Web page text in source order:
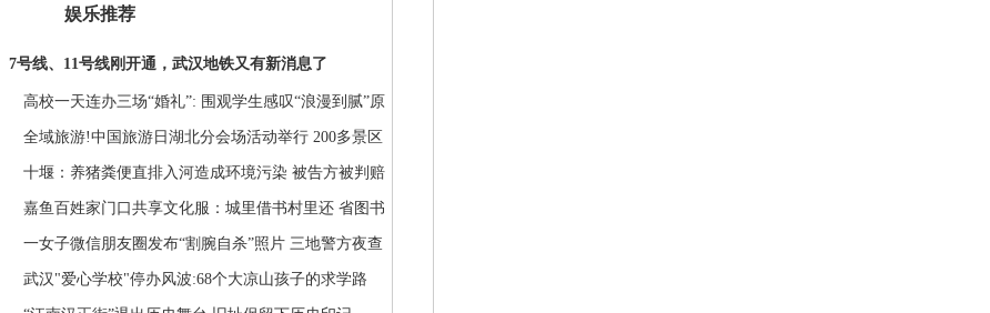
娱乐推荐
7号线、11号线刚开通，武汉地铁又有新消息了
高校一天连办三场“婚礼”: 围观学生感叹“浪漫到腻”原
来是因为…
全域旅游!中国旅游日湖北分会场活动举行 200多景区
推优惠政策
十堰：养猪粪便直排入河造成环境污染 被告方被判赔
偿40余万元
嘉鱼百姓家门口共享文化服：城里借书村里还 省图书
馆讲座家里看
一女子微信朋友圈发布“割腕自杀”照片 三地警方夜查
发现竟是闹剧
武汉"爱心学校"停办风波:68个大凉山孩子的求学路